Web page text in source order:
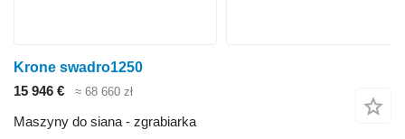
Krone swadro1250
15 946 €
≈ 68 660 zł
Maszyny do siana - zgrabiarka